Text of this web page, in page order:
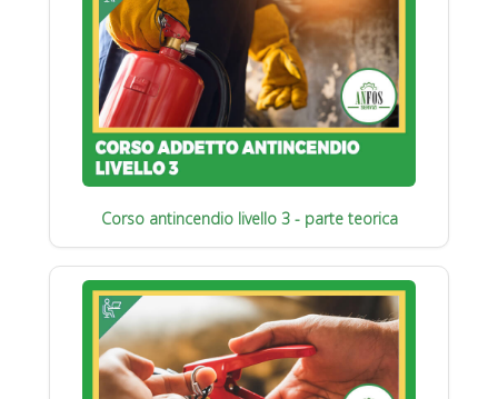
Corso antincendio livello 3 - parte teorica